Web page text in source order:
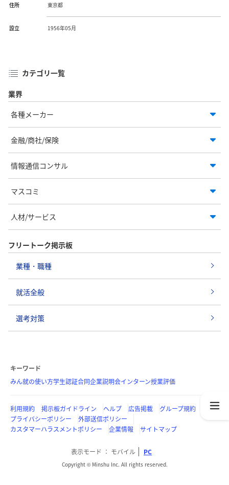
住所 東京都
設立 1956年05月
カテゴリ一覧
業界
各種メーカー
金融/商社/保険
情報通信コンサル
マスコミ
人材/サービス
フリートーク掲示板
業種・職種
就活全般
選考対策
キーワード
みん就の使い方学生認証合同企業説明会インターン授業評価
利用規約 掲示板ガイドライン ヘルプ 広告掲載
グループ規約
プライバシーポリシー
外部送信ポリシー
カスタマーハラスメントポリシー
企業情報 サイトマップ
表示モード モバイル PC
Copyright © Minshu Inc. All rights reserved.